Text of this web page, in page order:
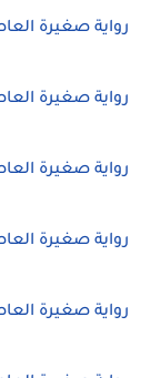
رواية صغيرة
رواية صغيرة
رواية صغيرة
رواية صغيرة
رواية صغيرة